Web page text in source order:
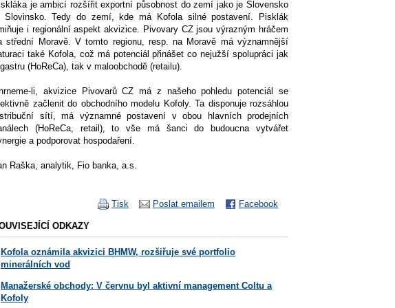
je ambicí rozšířit exportní působnost do zemí jako je Slovensko
Slovinsko. Tedy do zemí, kde má Kofola silné postavení. Pisklák
i regionální aspekt akvizice. Pivovary CZ jsou výrazným hráčem
střední Moravě. V tomto regionu, resp. na Moravě má významnější
také Kofola, což má potenciál přinášet co nejužší spolupráci jak
(HoReCa), tak v maloobchodě (retailu).
li, akvizice Pivovarů CZ má z našeho pohledu potenciál se
začlenit do obchodního modelu Kofoly. Ta disponuje rozsáhlou
sítí, má významné postavení v obou hlavních prodejních
(HoReCa, retail), to vše má šanci do budoucna vytvářet
a podporovat hospodaření.
Raška, analytik, Fio banka, a.s.
Facebook
Poslat emailem
Tisk
ODKAZY
Kofola oznámila akvizici BHMW, rozšiřuje své portfolio
minerálních vod
Manažerské obchody: V červnu byl aktivní management Coltu a
Kofoly